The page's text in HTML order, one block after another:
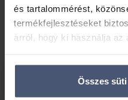
és tartalommérést,
termékfejlesztéseket
arról, hogy ki használja az
Ha engedélyezi, a
Információgyűjtés az
pár méteres
Összes
Személyi
Mikor vehetek fel
hitelkiváltásra?